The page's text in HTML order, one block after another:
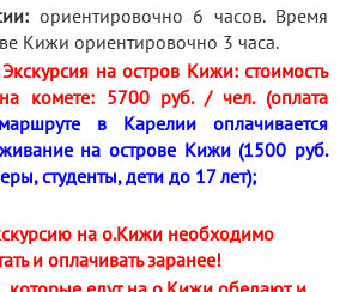
ориентировочно 6 часов. Время
Кижи ориентировочно 3 часа.
Экскурсия на остров Кижи: стоимость
комете: 5700 руб. / чел. (оплата
в Карелии оплачивается
на острове Кижи (1500 руб.
студенты, дети до 17 лет);
на о.Кижи необходимо
и оплачивать заранее!